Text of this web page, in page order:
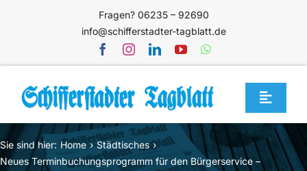
Fragen? 06235 – 92690
info@schifferstadter-tagblatt.de
Toggle
Home
Themen
Sie sind hier: Home
Städtisches
Neues Terminbuchungsprogramm für den Bürgerservice –